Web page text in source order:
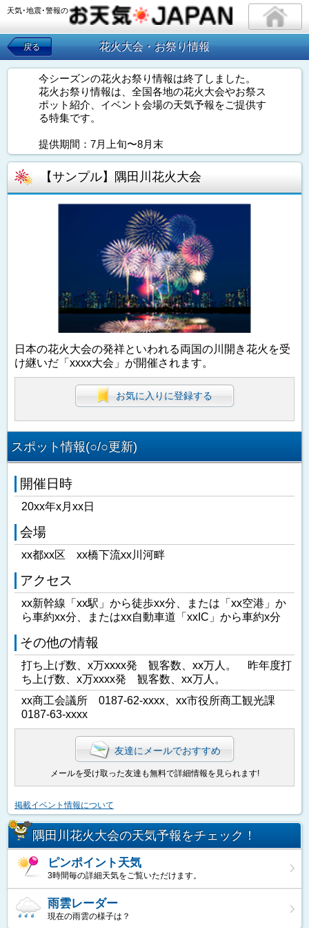
天気･地震･警報の
戻る 花火大会・お祭り情報
今シーズンの花火お祭り情報は終了しました。
花火お祭り情報は、全国各地の花火大会やお祭ス
ポット紹介、イベント会場の天気予報をご提供す
る特集です。
提供期間：7月上旬〜8月末
【サンプル】隅田川花火大会
日本の花火大会の発祥といわれる両国の川開き花火を受
け継いだ「xxxx大会」が開催されます。
お気に入りに登録する
スポット情報(○/○更新)
開催日時
20xx年x月xx日
会場
xx都xx区 xx橋下流xx川河畔
アクセス
xx新幹線「xx駅」から徒歩xx分、または「xx空港」か
ら車約xx分、またはxx自動車道「xxIC」から車約x分
その他の情報
打ち上げ数、x万xxxx発 観客数、xx万人。 昨年度打
ち上げ数、x万xxxx発 観客数、xx万人。
xx商工会議所 0187-62-xxxx、xx市役所商工観光課
0187-63-xxxx
友達にメールでおすすめ
メールを受け取った友達も無料で詳細情報を見られます!
掲載イベント情報について
隅田川花火大会の天気予報をチェック！
ピンポイント天気
3時間毎の詳細天気をご覧いただけます。
雨雲レーダー
現在の雨雲の様子は？